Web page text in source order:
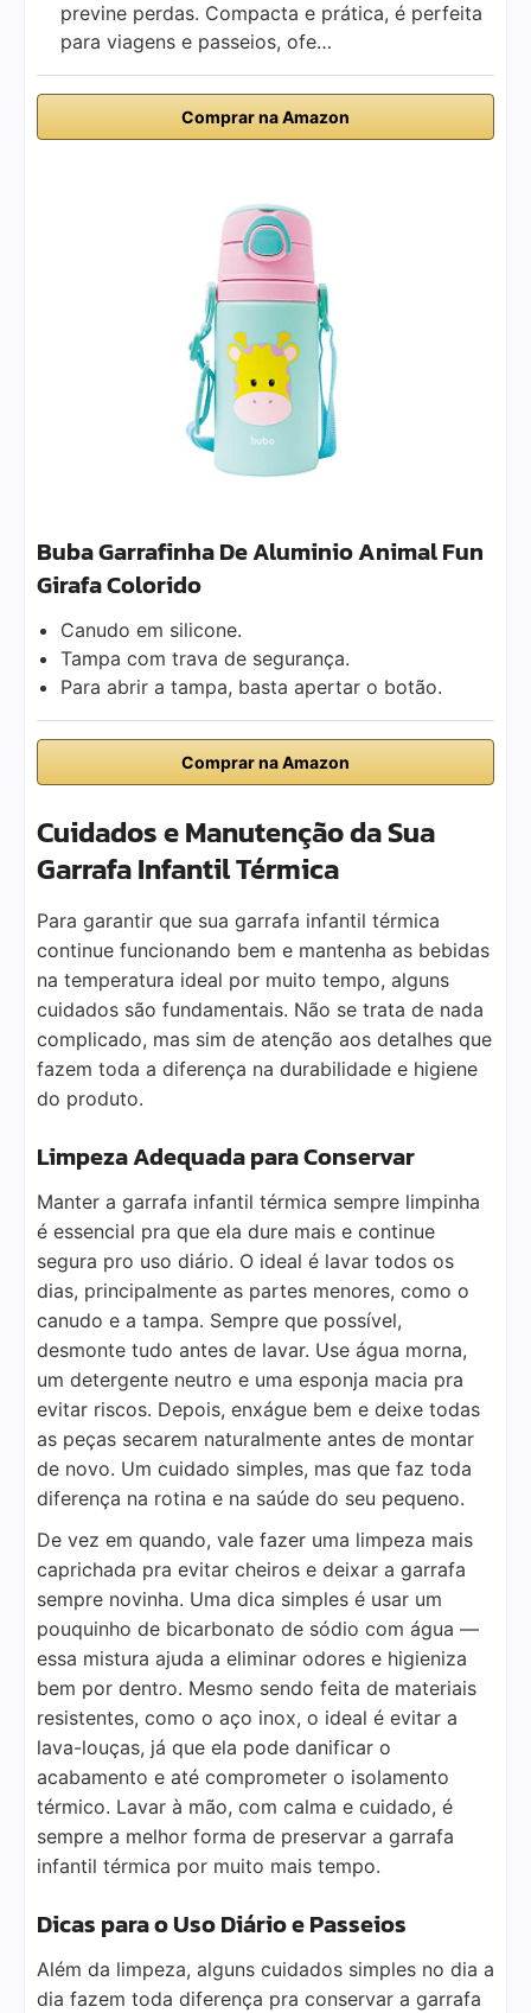
previne perdas. Compacta e prática, é perfeita
para viagens e passeios, ofe…
Comprar na Amazon
Buba Garrafinha De Aluminio Animal Fun
Girafa Colorido
Canudo em silicone.
Tampa com trava de segurança.
Para abrir a tampa, basta apertar o botão.
Comprar na Amazon
Cuidados e Manutenção da Sua
Garrafa Infantil Térmica
Para garantir que sua garrafa infantil térmica
continue funcionando bem e mantenha as bebidas
na temperatura ideal por muito tempo, alguns
cuidados são fundamentais. Não se trata de nada
complicado, mas sim de atenção aos detalhes que
fazem toda a diferença na durabilidade e higiene
do produto.
Limpeza Adequada para Conservar
Manter a garrafa infantil térmica sempre limpinha
é essencial pra que ela dure mais e continue
segura pro uso diário. O ideal é lavar todos os
dias, principalmente as partes menores, como o
canudo e a tampa. Sempre que possível,
desmonte tudo antes de lavar. Use água morna,
um detergente neutro e uma esponja macia pra
evitar riscos. Depois, enxágue bem e deixe todas
as peças secarem naturalmente antes de montar
de novo. Um cuidado simples, mas que faz toda
diferença na rotina e na saúde do seu pequeno.
De vez em quando, vale fazer uma limpeza mais
caprichada pra evitar cheiros e deixar a garrafa
sempre novinha. Uma dica simples é usar um
pouquinho de bicarbonato de sódio com água —
essa mistura ajuda a eliminar odores e higieniza
bem por dentro. Mesmo sendo feita de materiais
resistentes, como o aço inox, o ideal é evitar a
lava-louças, já que ela pode danificar o
acabamento e até comprometer o isolamento
térmico. Lavar à mão, com calma e cuidado, é
sempre a melhor forma de preservar a garrafa
infantil térmica por muito mais tempo.
Dicas para o Uso Diário e Passeios
Além da limpeza, alguns cuidados simples no dia a
dia fazem toda diferença pra conservar a garrafa